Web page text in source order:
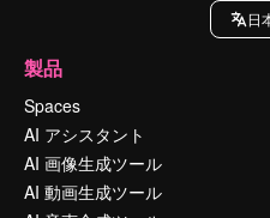
日
製品
Spaces
AI アシスタント
AI 画像生成ツール
AI 動画生成ツール